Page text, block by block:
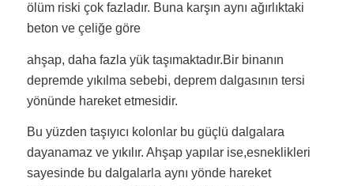
ölüm riski çok fazladır. Buna karşın aynı ağırlıktaki
beton ve çeliğe göre
ahşap, daha fazla yük taşımaktadır.Bir binanın
depremde yıkılma sebebi, deprem dalgasının tersi
yönünde hareket etmesidir.
Bu yüzden taşıyıcı kolonlar bu güçlü dalgalara
dayanamaz ve yıkılır. Ahşap yapılar ise,esneklikleri
sayesinde bu dalgalarla aynı yönde hareket